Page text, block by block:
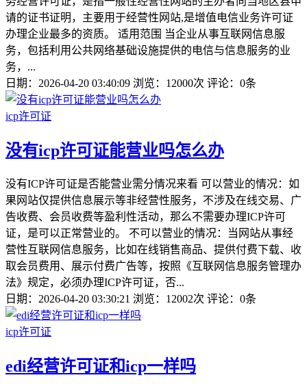
请的证书证明，主要用于经营性网站,是增值电信业务许可证
办理企业最多的资质。 适用范围 当企业从事互联网信息服
务，包括利用公共网络基础设施提供的电信与信息服务的业
务，...
日期：2026-04-20 03:40:09 浏览：12000次 评论：0条
icp许可证
没有icp许可证能营业吗怎么办
没有ICP许可证是否能营业需分情况来看 可以营业的情况：如
果网站仅提供信息展示等非经营性服务，不涉及在线交易、广
告收费、会员收费等盈利性活动，那么不需要办理ICP许可
证，是可以正常营业的。 不可以营业的情况：当网站从事经
营性互联网信息服务，比如在线销售商品、提供付费下载、收
取会员费用、展示付费广告等，按照《互联网信息服务管理办
法》规定，必须办理ICP许可证，否...
日期：2026-04-20 03:30:21 浏览：12002次 评论：0条
icp许可证
edi经营许可证和icp一样吗